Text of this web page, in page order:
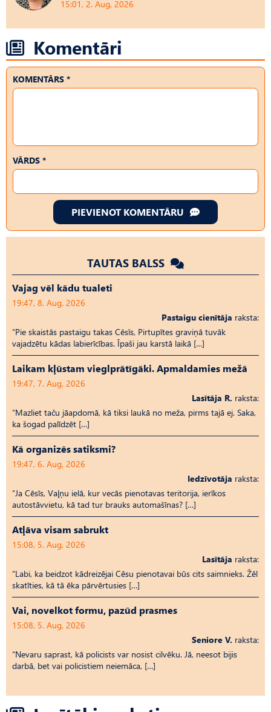
15:01, 2. Aug, 2026
Komentāri
KOMENTĀRS *
VĀRDS *
PIEVIENOT KOMENTĀRU
TAUTAS BALSS
Vajag vēl kādu tualeti
19:47, 8. Aug, 2026
Pastaigu cienītāja raksta:
“Pie skaistās pastaigu takas Cēsīs, Pirtupītes graviņā tuvāk
vajadzētu kādas labierīcības. Īpaši jau karstā laikā […]
Laikam kļūstam vieglprātīgāki. Apmaldamies mežā
19:47, 7. Aug, 2026
Lasītāja R. raksta:
“Mazliet taču jāapdomā, kā tiksi laukā no meža, pirms tajā ej. Saka,
ka šogad palīdzēt […]
Kā organizēs satiksmi?
19:47, 6. Aug, 2026
Iedzīvotāja raksta:
“Ja Cēsīs, Vaļņu ielā, kur vecās pienotavas teritorija, ierīkos
autostāvvietu, kā tad tur brauks automašīnas? […]
Atļāva visam sabrukt
15:08, 5. Aug, 2026
Lasītāja raksta:
“Labi, ka beidzot kādreizējai Cēsu pienotavai būs cits saimnieks. Žēl
skatīties, kā tā ēka pārvērtusies […]
Vai, novelkot formu, pazūd prasmes
15:08, 5. Aug, 2026
Seniore V. raksta:
“Nevaru saprast, kā policists var nosist cilvēku. Jā, neesot bijis
darbā, bet vai policistiem neiemāca, […]